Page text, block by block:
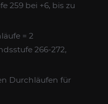
259 bei +6, bis zu
= 2
266-272,
Durchläufen für